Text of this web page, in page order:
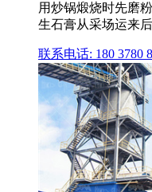
用炒锅煅烧时先磨
生石膏从采场运来
联系电话: 180 3780